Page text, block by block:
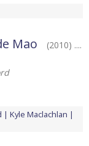
Mao
(2010) ....
Kyle Maclachlan